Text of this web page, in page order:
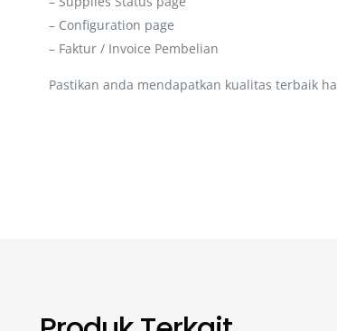
– Configuration page
– Faktur / Invoice Pembelian
Pastikan anda mendapatkan kualitas terbaik